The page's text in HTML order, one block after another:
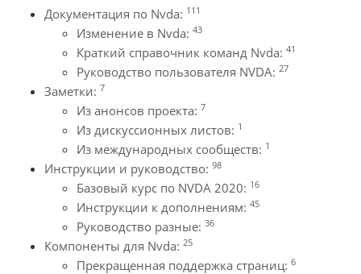
Документация по Nvda: 111
Изменение в Nvda: 43
Краткий справочник команд Nvda: 41
Руководство пользователя NVDA: 27
Заметки: 7
Из анонсов проекта: 7
Из дискуссионных листов: 1
Из международных сообществ: 1
Инструкции и руководство: 98
Базовый курс по NVDA 2020: 16
Инструкции к дополнениям: 45
Руководство разные: 36
Компоненты для Nvda: 25
Прекращенная поддержка страниц: 6